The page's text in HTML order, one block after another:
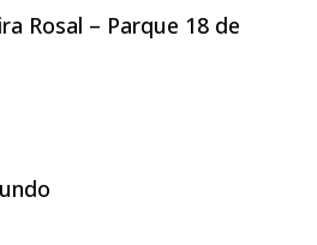
Rosal – Parque 18 de